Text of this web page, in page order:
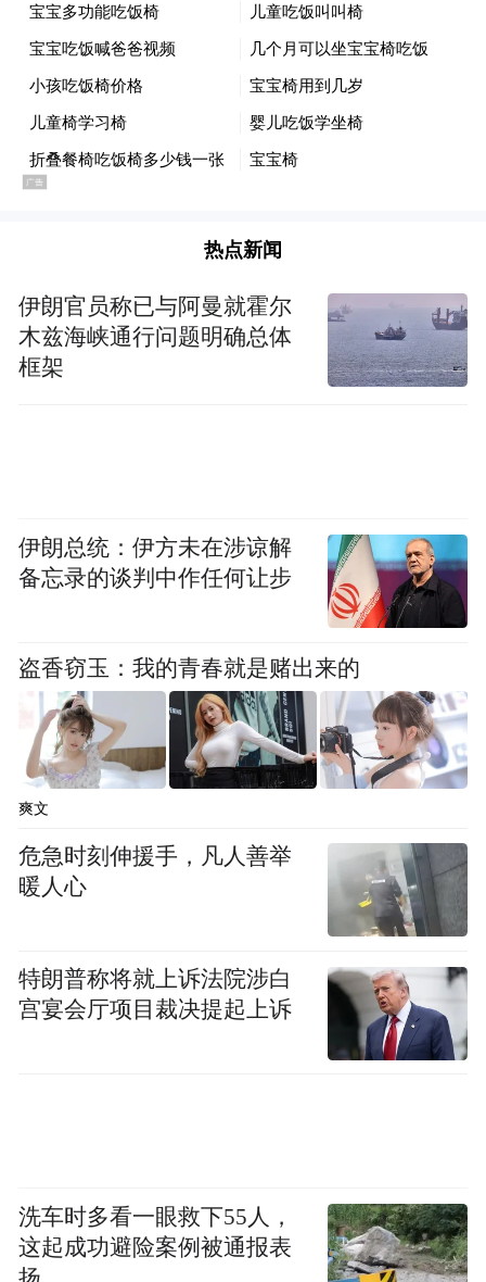
“鉴于这是大规模商业化运营的前夕，我们今
年的重点将是大型市场。”彭军说。他表示，
中国是巨大的市场，尤其是其一线城市，能
够支撑自动驾驶出租车的运营。
驾驶出租车视为一种试验或一种体验，而是
将其视为一种出行方式的变革。
无需融资
尽管小马智行仍处于亏损状态，但彭军表
示，公司现金流“非常健康”。“短期内，我们
没有融资压力。”他说。(作者/箫雨)
更多一手新闻，欢迎下载凤凰新闻客户端订
阅凤凰网科技。想看深度报道，请微信搜索
“凤凰网科技”。
频)为凤凰网旗下自媒体平台“大风号”用户上传并发
布，本平台仅提供信息存储空间服务。
Notice: The content above (including the videos,
pictures and audios if any) is uploaded and posted
platform and merely provides information storage
space services.”
热点新闻
伊朗官员称已与阿曼就霍尔
木兹海峡通行问题明确总体
框架
伊朗总统：伊方未在涉谅解
备忘录的谈判中作任何让步
盗香窃玉：我的青春就是赌出来的
爽文
危急时刻伸援手，凡人善举
暖人心
特朗普称将就上诉法院涉白
宫宴会厅项目裁决提起上诉
洗车时多看一眼救下55人，
这起成功避险案例被通报表